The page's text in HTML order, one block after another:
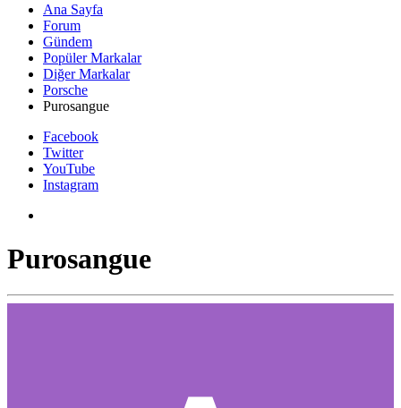
Ana Sayfa
Forum
Gündem
Popüler Markalar
Diğer Markalar
Porsche
Purosangue
Facebook
Twitter
YouTube
Instagram
Purosangue